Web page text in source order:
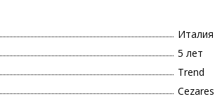
Италия
5 лет
Trend
Cezares